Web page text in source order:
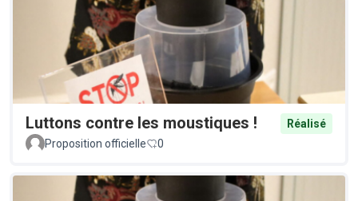
Luttons contre les moustiques !
Réalisé
Proposition officielle
0